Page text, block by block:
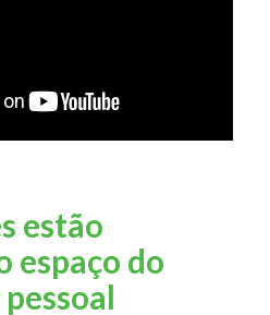
estão
espaço do